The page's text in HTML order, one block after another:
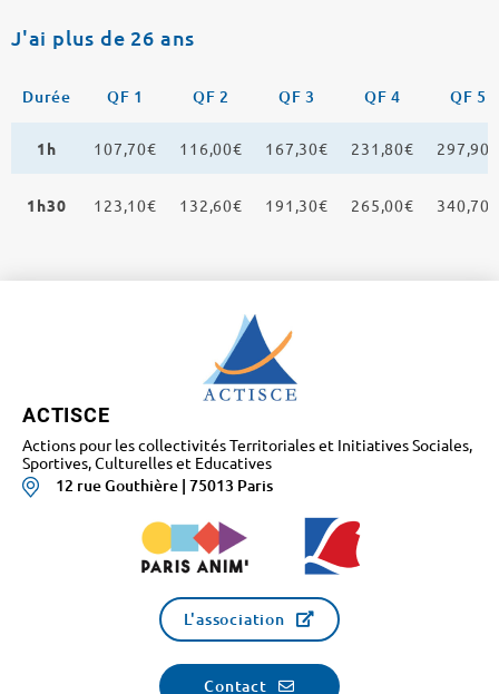
J'ai plus de 26 ans
Durée QF 1 QF 2 QF 3 QF 4 QF 5
1h 107,70€ 116,00€ 167,30€ 231,80€ 297,90€
1h30 123,10€ 132,60€ 191,30€ 265,00€ 340,70€
ACTISCE
Actions pour les collectivités Territoriales et Initiatives Sociales,
Sportives, Culturelles et Educatives
12 rue Gouthière | 75013 Paris
L'association
Contact